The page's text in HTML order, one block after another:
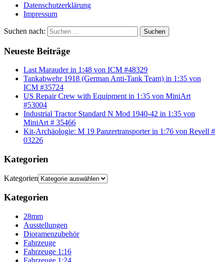
Datenschutzerklärung
Impressum
Suchen nach: Suchen
Neueste Beiträge
Last Marauder in 1:48 von ICM #48329
Tankabwehr 1918 (German Anti-Tank Team) in 1:35 von
ICM #35724
US Repair Crew with Equipment in 1:35 von MiniArt
#53004
Industrial Tractor Standard N Mod 1940-42 in 1:35 von
MiniArt # 35466
Kit-Archäologie: M 19 Panzertransporter in 1:76 von Revell #
03226
Kategorien
Kategorien
Kategorien
28mm
Ausstellungen
Dioramenzubehör
Fahrzeuge
Fahrzeuge 1:16